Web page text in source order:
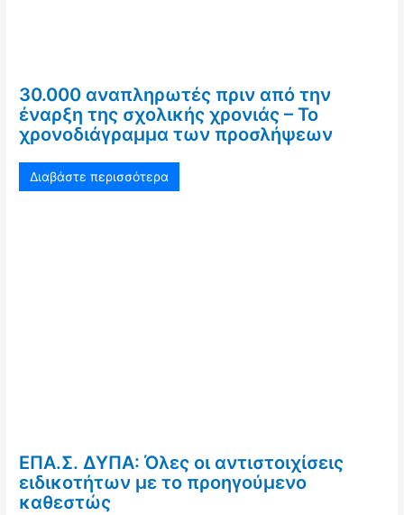
30.000 αναπληρωτές πριν από την
έναρξη της σχολικής χρονιάς – Το
χρονοδιάγραμμα των προσλήψεων
Διαβάστε περισσότερα
ΕΠΑ.Σ. ΔΥΠΑ: Όλες οι αντιστοιχίσεις
ειδικοτήτων με το προηγούμενο
καθεστώς